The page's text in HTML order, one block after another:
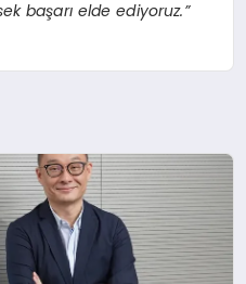
başarı elde ediyoruz.”